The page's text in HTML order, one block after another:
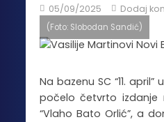
05/09/2025 Dodaj
(Foto: Slobodan Sandić)
Na bazenu SC “11.
počelo četvrto izdanje
“Vlaho Bato Orlić”, a